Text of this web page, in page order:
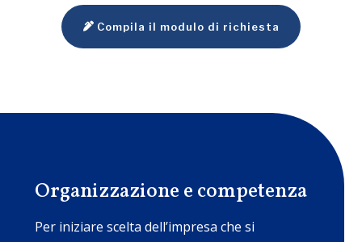
Compila il modulo di richiesta
Organizzazione e competenza
Per iniziare scelta dell’impresa che si